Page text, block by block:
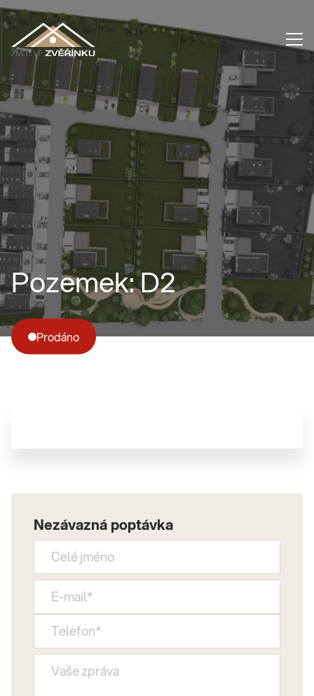
Pozemek: D2
Prodáno
Nezávazná poptávka